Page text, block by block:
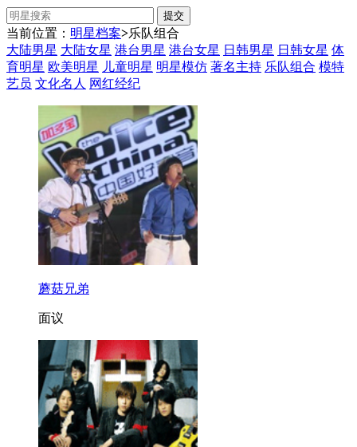
当前位置： 明星档案>乐队组合
大陆男星 大陆女星 港台男星 港台女星 日韩男星 日韩女星 体
育明星 欧美明星 儿童明星 明星模仿 著名主持 乐队组合 模特
艺员 文化名人 网红经纪
蘑菇兄弟
面议